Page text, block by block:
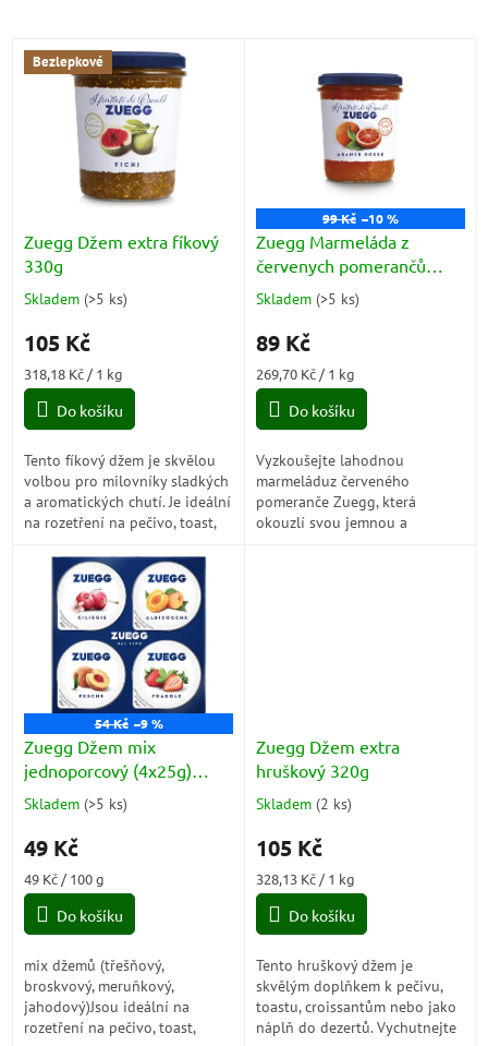
Bezlepkové
Zuegg Džem extra fíkový
330g
Průměrné
produktu
5,0
5
Skladem (>5 ks)
105 Kč
Měrná
cena:
318,18 Kč / 1 kg
Do košíku
Tento fíkový džem je skvělou
volbou pro milovníky sladkých
a aromatických chutí. Je ideální
na rozetření na pečivo, toast,
dortů a koláčů....
99 Kč –10 %
Zuegg Marmeláda z
červenych pomerančů
330g
Průměrné
produktu
5,0
5
Skladem (>5 ks)
89 Kč
Měrná
cena:
269,70 Kč / 1 kg
Do košíku
Vyzkoušejte lahodnou
marmeláduz červeného
pomeranče Zuegg, která
okouzlí svou jemnou a
54 Kč –9 %
Zuegg Džem mix
jednoporcový (4x25g)
100g
Průměrné
produktu
4,5
5
Skladem (>5 ks)
49 Kč
Měrná
cena:
49 Kč / 100 g
Do košíku
mix džemů (třešňový,
broskvový, meruňkový,
jahodový)Jsou ideální na
rozetření na pečivo, toast,
Zuegg Džem extra
hruškový 320g
Průměrné
produktu
5,0
5
Skladem (2 ks)
105 Kč
Měrná
cena:
328,13 Kč / 1 kg
Do košíku
Tento hruškový džem je
skvělým doplňkem k pečivu,
toastu, croissantům nebo jako
náplň do dezertů. Vychutnejte